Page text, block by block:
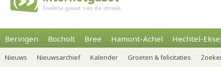
Beringen Bocholt Bree Hamont-Achel Hechtel-
Nieuws Nieuwsarchief Kalender Groeten & felicitaties